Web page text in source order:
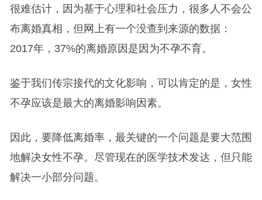
很难估计，因为基于心理和社会压力，很多人不会公
布离婚真相，但网上有一个没查到来源的数据：
2017年，37%的离婚原因是因为不孕不育。
鉴于我们传宗接代的文化影响，可以肯定的是，女性
不孕应该是最大的离婚影响因素。
因此，要降低离婚率，最关键的一个问题是要大范围
地解决女性不孕。尽管现在的医学技术发达，但只能
解决一小部分问题。